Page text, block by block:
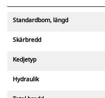
Standardbom, längd
Skärbredd
Kedjetyp
Hydraulik